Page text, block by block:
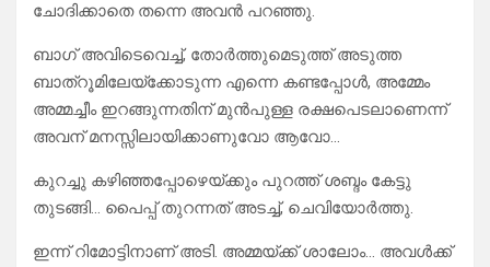
ചോദിക്കാതെ തന്നെ അവൻ പറഞ്ഞു.
ബാഗ് അവിടെവെച്ച്, തോർത്തുമെടുത്ത് അടുത്ത
ബാത്റൂമിലേയ്ക്കോടുന്ന എന്നെ കണ്ടപ്പോൾ, അമ്മേം
അമ്മച്ചീം ഇറങ്ങുന്നതിന് മുൻപുള്ള രക്ഷപെടലാണെന്ന്
അവന് മനസ്സിലായിക്കാണുവോ ആവോ…
കുറച്ചു കഴിഞ്ഞപ്പോഴെയ്ക്കും പുറത്ത് ശബ്ദം കേട്ടു
തുടങ്ങി… പൈപ്പ് തുറന്നത് അടച്ച്, ചെവിയോർത്തു.
ഇന്ന് റിമോട്ടിനാണ് അടി. അമ്മയ്ക്ക് ശാലോം… അവൾക്ക്